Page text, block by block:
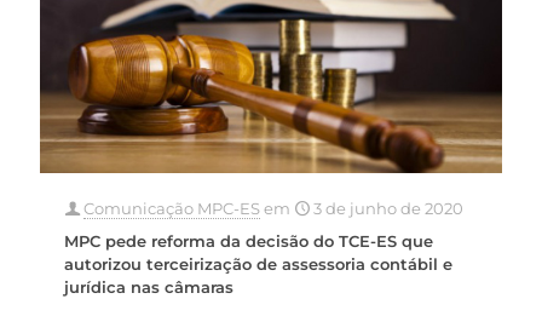
Comunicação MPC-ESem
3 de junho de 2020
MPC pede reforma da decisão do TCE-ES que
autorizou terceirização de assessoria contábil e
jurídica nas câmaras